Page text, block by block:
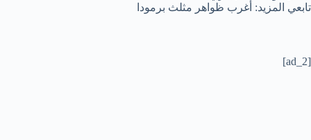
تابعي المزيد: أغرب ظواهر مثلث برمودا
[ad_2]